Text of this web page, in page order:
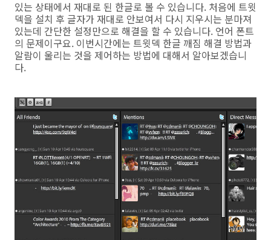
있는 상태에서 재대로 된 한글로 볼 수 있습니다. 처음에 트윗
덱을 설치 후 글자가 재대로 안보여서 다시 지우시는 분마져
있는데 간단한 설정만으로 해결을 할 수 있습니다. 언어 폰트
의 문제이구요. 이번시간에는 트윗덱 한글 깨짐 해결 방법과
알람이 울리는 것을 제어하는 방법에 대해서 알아보겠습니
다.